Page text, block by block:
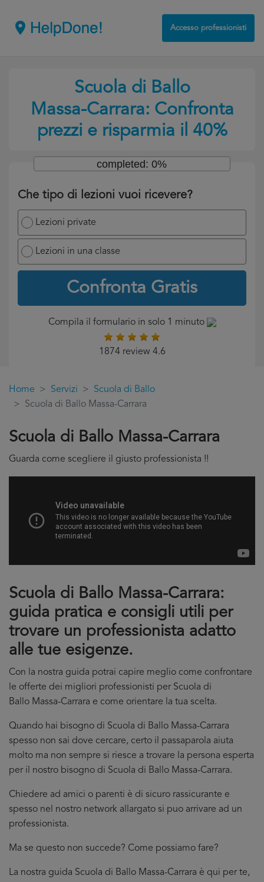
Accesso professionisti
Scuola di Ballo
Massa-Carrara: Confronta
prezzi e risparmia il 40%
Che tipo di lezioni vuoi ricevere?
Lezioni private
Lezioni in una classe
Confronta Gratis
completed: 0%
Compila il formulario in solo 1 minuto
1874 review 4.6
Home Servizi
Scuola di Ballo
Scuola di Ballo Massa-Carrara
Scuola di Ballo Massa-Carrara
Guarda come scegliere il giusto professionista !!
Scuola di Ballo Massa-Carrara:
guida pratica e consigli utili per
trovare un professionista adatto
alle tue esigenze.
Con la nostra guida potrai capire meglio come confrontare
le offerte dei migliori professionisti per Scuola di
Ballo Massa-Carrara e come orientare la tua scelta.
Quando hai bisogno di Scuola di Ballo Massa-Carrara
spesso non sai dove cercare, certo il passaparola aiuta
molto ma non sempre si riesce a trovare la persona esperta
per il nostro bisogno di Scuola di Ballo Massa-Carrara.
Chiedere ad amici o parenti è di sicuro rassicurante e
spesso nel nostro network allargato si puo arrivare ad un
professionista.
Ma se questo non succede? Come possiamo fare?
La nostra guida Scuola di Ballo Massa-Carrara è qui per te,